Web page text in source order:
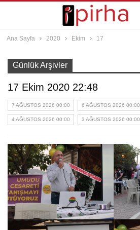
Ana Sayfa 2020 Ekim 17
Günlük Arşivler
17 Ekim 2020 22:48
7 AĞUSTOS 2026 00:00 6 AĞUSTOS 2026 00:00
4 AĞUSTOS 2026 00:00 3 AĞUSTOS 2026 00:00